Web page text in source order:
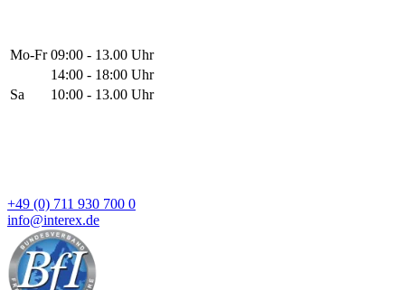
Mo-Fr 09:00 - 13.00 Uhr
14:00 - 18:00 Uhr
Sa
10:00 - 13.00 Uhr
+49 (0) 711 930 700 0
info@interex.de